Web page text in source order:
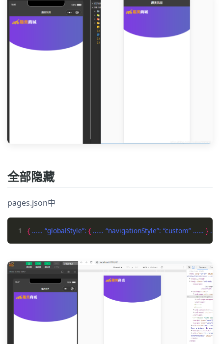
全部隐藏
pages.json中
1 { …… “globalStyle”: { …… “navigationStyle”: “custom” …… }